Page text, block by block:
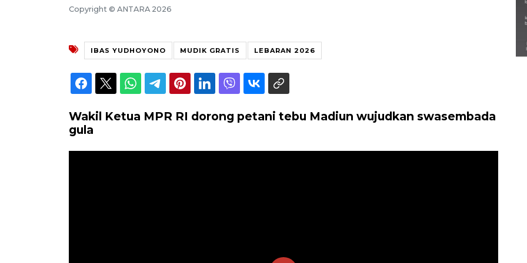
Copyright © ANTARA 2026
IBAS YUDHOYONO MUDIK GRATIS LEBARAN 2026
Wakil Ketua MPR RI dorong petani tebu Madiun wujudkan swasembada
gula